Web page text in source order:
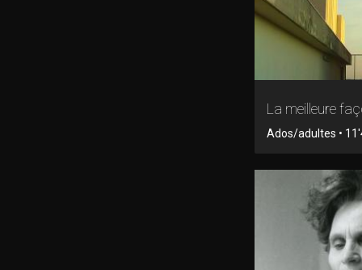
La meilleure
Ados/adultes •